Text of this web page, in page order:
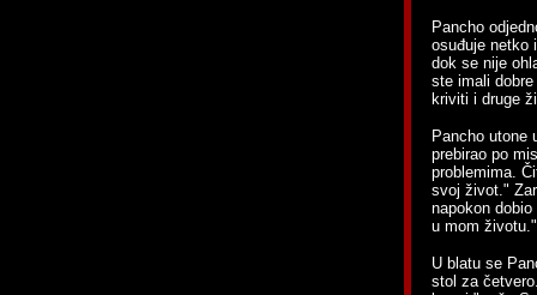
Pancho
osuđuje netko
dok se nije
ste imali
kriviti i druge
Pancho utone
prebirao po
problemima.
svoj život."
napokon
u mom životu."
U blatu se
stol za